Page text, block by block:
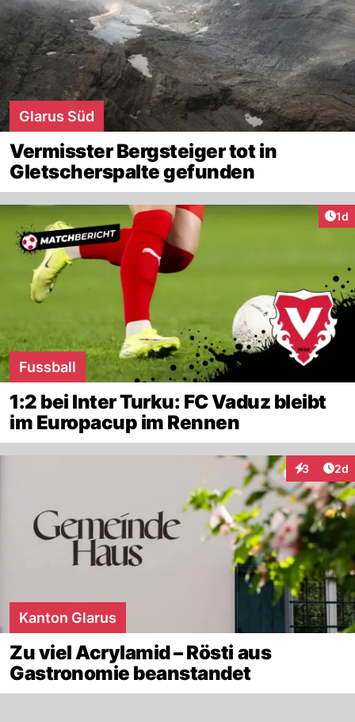
Glarus Süd
Vermisster Bergsteiger tot in
Gletscherspalte gefunden
1d
Fussball
1:2 bei Inter Turku: FC Vaduz bleibt
im Europacup im Rennen
3 2d
Kanton Glarus
Zu viel Acrylamid – Rösti aus
Gastronomie beanstandet